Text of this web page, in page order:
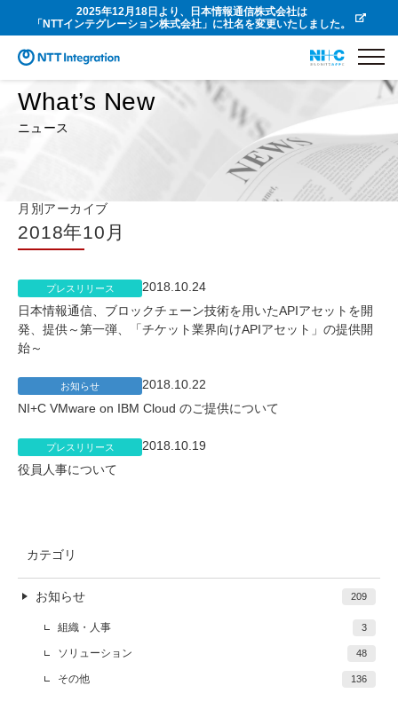
2025年12月18日より、日本情報通信株式会社は
「NTTインテグレーション株式会社」に社名を変更いたしました。
What’s New
ニュース
月別アーカイブ
2018年10月
プレスリリース
2018.10.24
日本情報通信、ブロックチェーン技術を用いたAPIアセットを開
発、提供～第一弾、「チケット業界向けAPIアセット」の提供開
始～
お知らせ
2018.10.22
NI+C VMware on IBM Cloud のご提供について
プレスリリース
2018.10.19
役員人事について
カテゴリ
お知らせ 209
組織・人事 3
ソリューション 48
その他 136